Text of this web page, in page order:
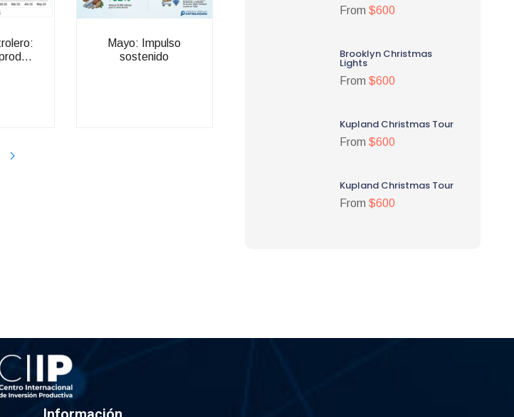
Mayo: Impulso
sostenido
From$600
Brooklyn Christmas
Lights
From$600
Kupland Christmas Tour
From$600
Kupland Christmas Tour
From$600